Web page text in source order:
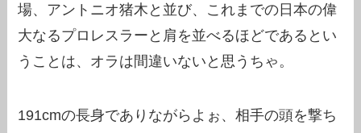
場、アントニオ猪木と並び、これまでの日本の偉
大なるプロレスラーと肩を並べるほどであるとい
うことは、オラは間違いないと思うちゃ。
191cmの長身でありながらよぉ、相手の頭を撃ち